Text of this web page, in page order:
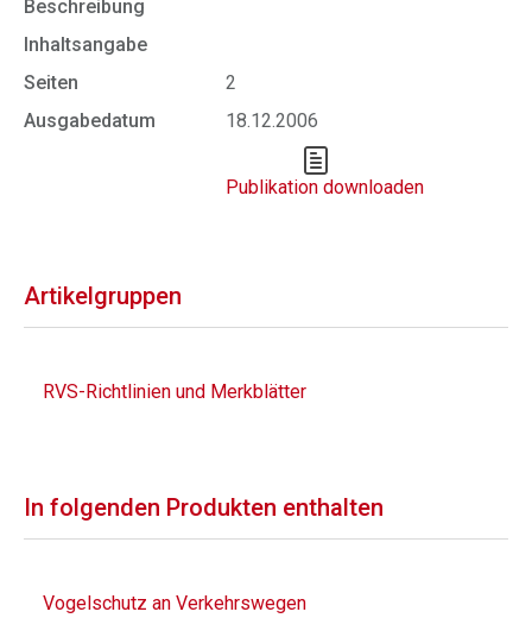
Beschreibung
Inhaltsangabe
Seiten
2
Ausgabedatum
18.12.2006
Publikation downloaden
Artikelgruppen
RVS-Richtlinien und Merkblätter
In folgenden Produkten enthalten
Vogelschutz an Verkehrswegen